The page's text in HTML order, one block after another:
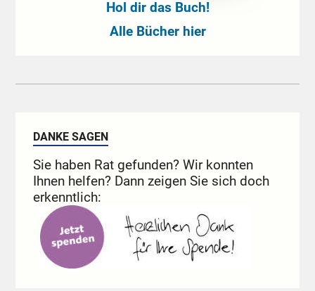
Hol dir das Buch!
Alle Bücher hier
DANKE SAGEN
Sie haben Rat gefunden? Wir konnten
Ihnen helfen? Dann zeigen Sie sich doch
erkenntlich: